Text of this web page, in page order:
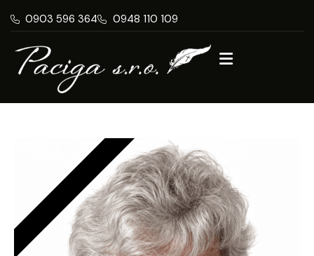
0903 596 364 0948 110 109